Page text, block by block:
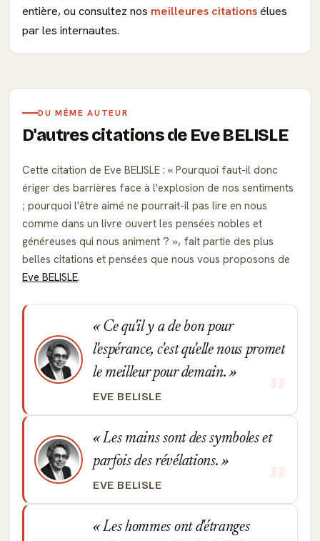
entière, ou consultez nos meilleures citationsélues
par les internautes.
DU MÊME AUTEUR
D'autres citations de Eve BELISLE
Cette citation de Eve BELISLE :
Pourquoi faut-il donc
ériger des barrières face à l'explosion de nos sentiments
; pourquoi l'être aimé ne pourrait-il pas lire en nous
comme dans un livre ouvert les pensées nobles et
généreuses qui nous animent ?
, fait partie des plus
belles citations et pensées que nous vous proposons de
Eve BELISLE.
Ce qu'il y a de bon pour
l'espérance, c'est qu'elle nous promet
le meilleur pour demain.
EVE BELISLE
Les mains sont des symboles et
parfois des révélations.
EVE BELISLE
Les hommes ont d'étranges